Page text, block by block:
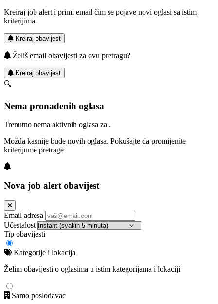
Kreiraj job alert i primi email čim se pojave novi oglasi sa istim
kriterijima.
Kreiraj obavijest
Želiš email obavijesti za ovu pretragu?
Kreiraj obavijest
🔍
Nema pronađenih oglasa
Trenutno nema aktivnih oglasa za .
Možda kasnije bude novih oglasa. Pokušajte da promijenite
kriterijume pretrage.
Nova job alert obavijest
Email adresa
Učestalost
Tip obavijesti
Kategorije i lokacija
Želim obavijesti o oglasima u istim kategorijama i lokaciji
Samo poslodavac